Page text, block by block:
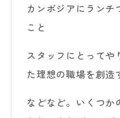
カンボジアにランチ
こと
スタッフにとって
た理想の職場を創造
などなど。いくつか